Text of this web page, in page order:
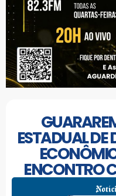
ESTADUAL DE
ENCONTRO